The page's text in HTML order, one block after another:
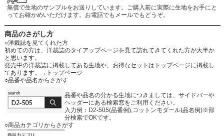
無償で生地のサンプルをお送りしています。ご購入前に実際に生地をお手にと
ってお確かめいただけます。お電話でもメールでもどうぞ。
商品のさがし方
○洋裁誌を見てくれた方
初めての方は、洋裁誌のタイアップページを見て訪れてきてくれた方が大半か
と思います。
発売中の洋裁誌に掲載してある生地や、お得なセットはトップページに掲載し
てあります。
→トップページ
○品番や品名からさがす
品番や品名の分かる生地につきましては、サイドバーや
ヘッダーにある検索窓をご利用ください。
入力例：D2-505(品番例),コットンモダール(品名例)※部
分検索でOKです。
○商品カテゴリからさがす